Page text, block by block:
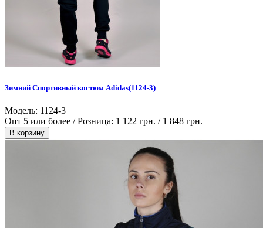
Зимний Спортивный костюм Adidas(1124-3)
Модель: 1124-3
Опт 5 или более / Розница: 1 122 грн. / 1 848 грн.
В корзину